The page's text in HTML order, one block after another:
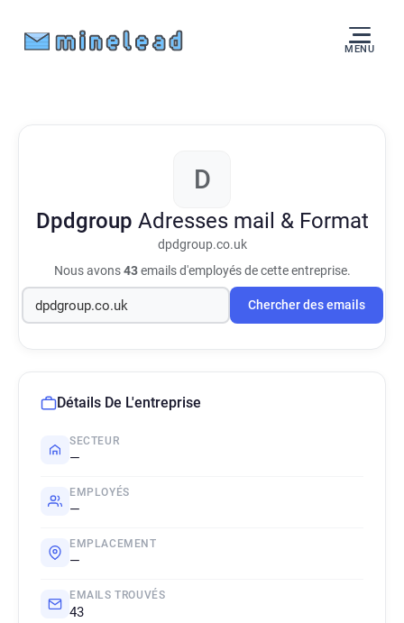
MENU
D
Dpdgroup Adresses mail & Format
dpdgroup.co.uk
Nous avons43emails d'employés de cette entreprise.
Chercher des emails
Détails De L'entreprise
SECTEUR
—
EMPLOYÉS
—
EMPLACEMENT
—
EMAILS TROUVÉS
43